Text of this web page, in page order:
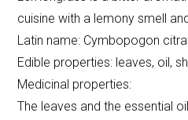
cuisine with a lemony smell
Latin name: Cymbopogon
Edible properties: leaves, oil,
Medicinal properties:
The leaves and the essential